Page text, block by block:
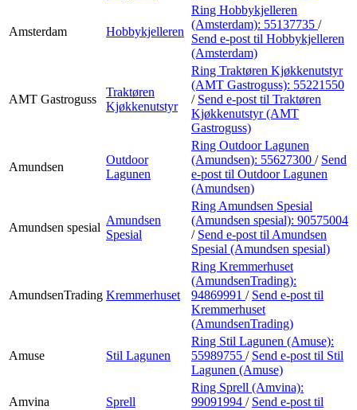
Amsterdam Hobbykjelleren
Ring Hobbykjelleren
(Amsterdam): 55137735 /
Send e-post til Hobbykjelleren
(Amsterdam)
AMT Gastroguss
Traktøren
Kjøkkenutstyr
Ring Traktøren Kjøkkenutstyr
(AMT Gastroguss): 55221550
/ Send e-post til Traktøren
Kjøkkenutstyr (AMT
Gastroguss)
Amundsen
Outdoor
Lagunen
Ring Outdoor Lagunen
(Amundsen): 55627300 / Send
e-post til Outdoor Lagunen
(Amundsen)
Amundsen spesial
Amundsen
Spesial
Ring Amundsen Spesial
(Amundsen spesial): 90575004
/ Send e-post til Amundsen
Spesial (Amundsen spesial)
AmundsenTrading Kremmerhuset
Ring Kremmerhuset
(AmundsenTrading):
94869991 / Send e-post til
Kremmerhuset
(AmundsenTrading)
Amuse Stil Lagunen
Ring Stil Lagunen (Amuse):
55989755 / Send e-post til Stil
Lagunen (Amuse)
Amvina Sprell
Ring Sprell (Amvina):
99091994 / Send e-post til